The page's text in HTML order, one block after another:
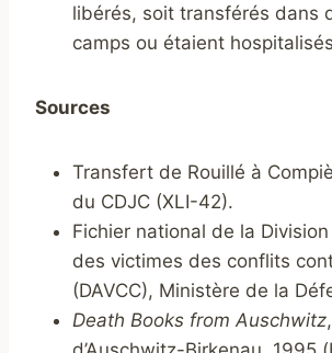
libérés, soit transférés dans
camps ou étaient
Sources
Transfert de Rouillé à
du CDJC (XLI-42).
Fichier national de la
des victimes des conflits
(DAVCC), Ministère de la
Death Books from Auschwitz